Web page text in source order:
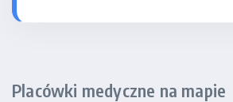
Placówki medyczne na mapie